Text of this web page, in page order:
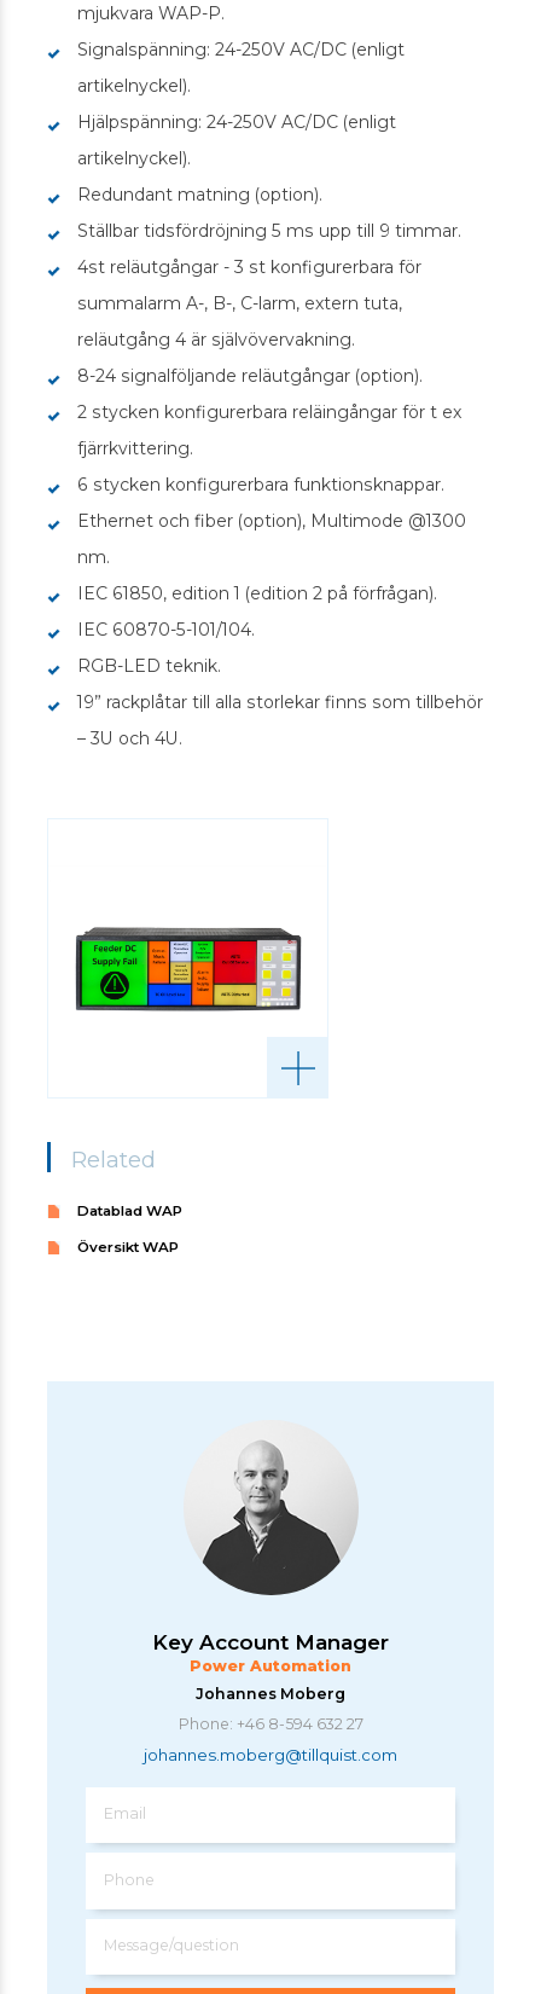
mjukvara WAP-P.
Signalspänning: 24-250V AC/DC (enligt
artikelnyckel).
Hjälpspänning: 24-250V AC/DC (enligt
artikelnyckel).
Redundant matning (option).
Ställbar tidsfördröjning 5 ms upp till 9 timmar.
4st reläutgångar - 3 st konfigurerbara för
summalarm A-, B-, C-larm, extern tuta,
reläutgång 4 är självövervakning.
8-24 signalföljande reläutgångar (option).
2 stycken konfigurerbara reläingångar för t ex
fjärrkvittering.
6 stycken konfigurerbara funktionsknappar.
Ethernet och fiber (option), Multimode @1300
nm.
IEC 61850, edition 1 (edition 2 på förfrågan).
IEC 60870-5-101/104.
RGB-LED teknik.
19” rackplåtar till alla storlekar finns som tillbehör
– 3U och 4U.
Related
Datablad WAP
Översikt WAP
Key Account Manager
Power Automation
Johannes Moberg
Phone: +46 8-594 632 27
johannes.moberg@tillquist.com
Email
Phone
Message/question